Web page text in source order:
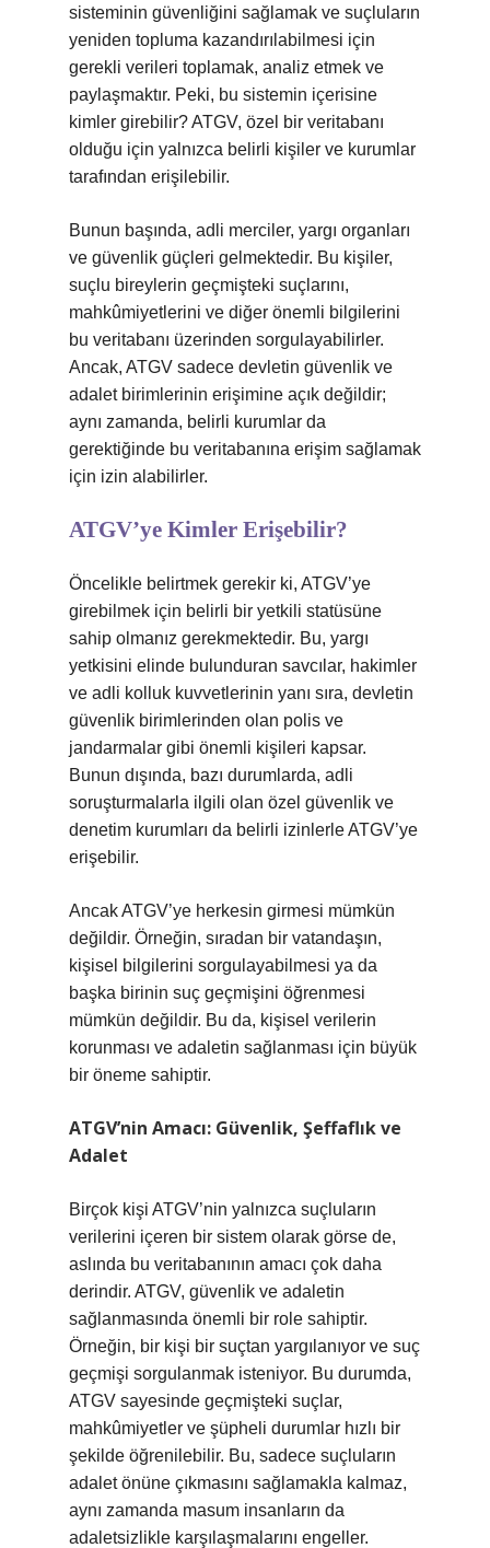
sisteminin güvenliğini sağlamak ve suçluların
yeniden topluma kazandırılabilmesi için
gerekli verileri toplamak, analiz etmek ve
paylaşmaktır. Peki, bu sistemin içerisine
kimler girebilir? ATGV, özel bir veritabanı
olduğu için yalnızca belirli kişiler ve kurumlar
tarafından erişilebilir.
Bunun başında, adli merciler, yargı organları
ve güvenlik güçleri gelmektedir. Bu kişiler,
suçlu bireylerin geçmişteki suçlarını,
mahkûmiyetlerini ve diğer önemli bilgilerini
bu veritabanı üzerinden sorgulayabilirler.
Ancak, ATGV sadece devletin güvenlik ve
adalet birimlerinin erişimine açık değildir;
aynı zamanda, belirli kurumlar da
gerektiğinde bu veritabanına erişim sağlamak
için izin alabilirler.
ATGV’ye Kimler Erişebilir?
Öncelikle belirtmek gerekir ki, ATGV’ye
girebilmek için belirli bir yetkili statüsüne
sahip olmanız gerekmektedir. Bu, yargı
yetkisini elinde bulunduran savcılar, hakimler
ve adli kolluk kuvvetlerinin yanı sıra, devletin
güvenlik birimlerinden olan polis ve
jandarmalar gibi önemli kişileri kapsar.
Bunun dışında, bazı durumlarda, adli
soruşturmalarla ilgili olan özel güvenlik ve
denetim kurumları da belirli izinlerle ATGV’ye
erişebilir.
Ancak ATGV’ye herkesin girmesi mümkün
değildir. Örneğin, sıradan bir vatandaşın,
kişisel bilgilerini sorgulayabilmesi ya da
başka birinin suç geçmişini öğrenmesi
mümkün değildir. Bu da, kişisel verilerin
korunması ve adaletin sağlanması için büyük
bir öneme sahiptir.
ATGV’nin Amacı: Güvenlik, Şeffaflık ve
Adalet
Birçok kişi ATGV’nin yalnızca suçluların
verilerini içeren bir sistem olarak görse de,
aslında bu veritabanının amacı çok daha
derindir. ATGV, güvenlik ve adaletin
sağlanmasında önemli bir role sahiptir.
Örneğin, bir kişi bir suçtan yargılanıyor ve suç
geçmişi sorgulanmak isteniyor. Bu durumda,
ATGV sayesinde geçmişteki suçlar,
mahkûmiyetler ve şüpheli durumlar hızlı bir
şekilde öğrenilebilir. Bu, sadece suçluların
adalet önüne çıkmasını sağlamakla kalmaz,
aynı zamanda masum insanların da
adaletsizlikle karşılaşmalarını engeller.